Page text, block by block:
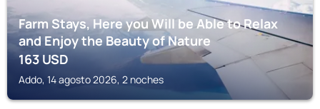
Farm Stays, Here you Will be Able to Relax
and Enjoy the Beauty of Nature
163USD
Addo, 14 agosto 2026, 2 noches